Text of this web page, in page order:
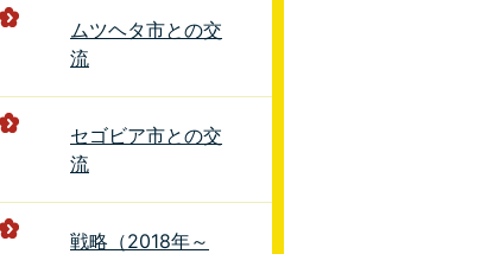
ムツヘタ市との交
流
セゴビア市との交
流
戦略（2018年～